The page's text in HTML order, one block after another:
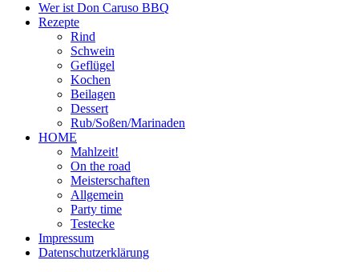
Wer ist Don Caruso BBQ
Rezepte
Rind
Schwein
Geflügel
Kochen
Beilagen
Dessert
Rub/Soßen/Marinaden
HOME
Mahlzeit!
On the road
Meisterschaften
Allgemein
Party time
Testecke
Impressum
Datenschutzerklärung